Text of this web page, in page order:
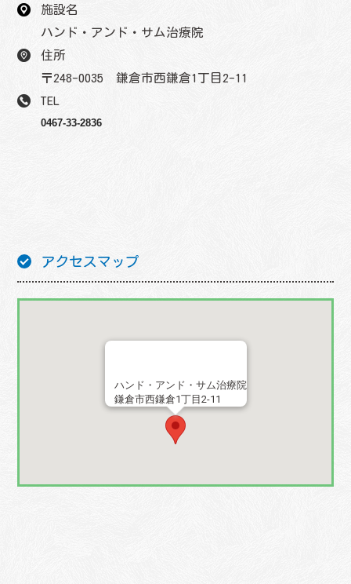
施設名
ハンド・アンド・サム治療院
住所
〒248-0035 鎌倉市西鎌倉1丁目2-11
TEL
0467-33-2836
アクセスマップ
ハンド・アンド・サム治療院
鎌倉市西鎌倉1丁目2-11